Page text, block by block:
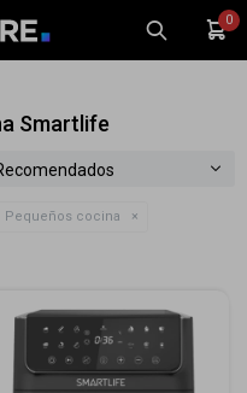
0
Smartlife
Pequeños cocina